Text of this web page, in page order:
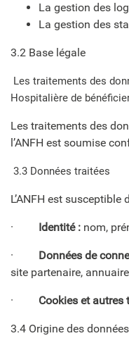
La gestion des
La gestion des
3.2 Base légale
Les traitements des
Hospitalière de
Les traitements des
l’ANFH est soumise
3.3 Données traitées
L’ANFH est
· Identité : nom,
· Données de
site partenaire,
· Cookies et autres
3.4 Origine des données